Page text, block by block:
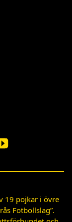
19 pojkar i övre
Fotbollslag”.